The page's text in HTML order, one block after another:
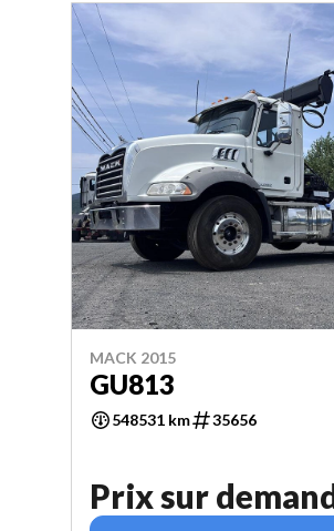
MACK 2015
GU813
548531 km 35656
Prix sur